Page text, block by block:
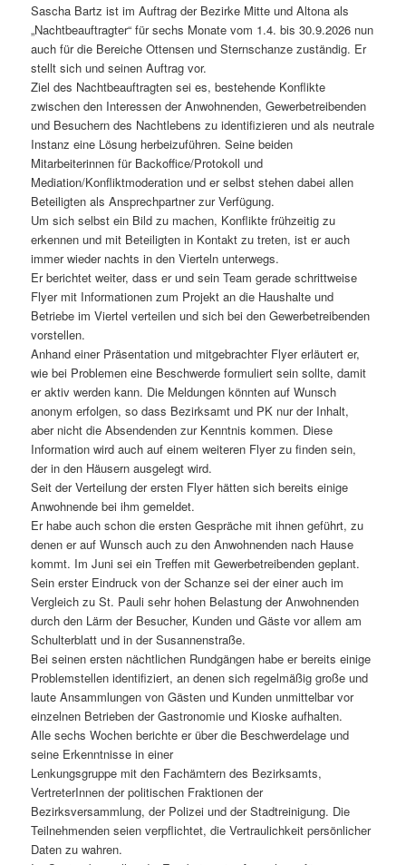
Sascha Bartz ist im Auftrag der Bezirke Mitte und Altona als
„Nachtbeauftragter“ für sechs Monate vom 1.4. bis 30.9.2026 nun
auch für die Bereiche Ottensen und Sternschanze zuständig. Er
stellt sich und seinen Auftrag vor.
Ziel des Nachtbeauftragten sei es, bestehende Konflikte
zwischen den Interessen der Anwohnenden, Gewerbetreibenden
und Besuchern des Nachtlebens zu identifizieren und als neutrale
Instanz eine Lösung herbeizuführen. Seine beiden
Mitarbeiterinnen für Backoffice/Protokoll und
Mediation/Konfliktmoderation und er selbst stehen dabei allen
Beteiligten als Ansprechpartner zur Verfügung.
Um sich selbst ein Bild zu machen, Konflikte frühzeitig zu
erkennen und mit Beteiligten in Kontakt zu treten, ist er auch
immer wieder nachts in den Vierteln unterwegs.
Er berichtet weiter, dass er und sein Team gerade schrittweise
Flyer mit Informationen zum Projekt an die Haushalte und
Betriebe im Viertel verteilen und sich bei den Gewerbetreibenden
vorstellen.
Anhand einer Präsentation und mitgebrachter Flyer erläutert er,
wie bei Problemen eine Beschwerde formuliert sein sollte, damit
er aktiv werden kann. Die Meldungen könnten auf Wunsch
anonym erfolgen, so dass Bezirksamt und PK nur der Inhalt,
aber nicht die Absendenden zur Kenntnis kommen. Diese
Information wird auch auf einem weiteren Flyer zu finden sein,
der in den Häusern ausgelegt wird.
Seit der Verteilung der ersten Flyer hätten sich bereits einige
Anwohnende bei ihm gemeldet.
Er habe auch schon die ersten Gespräche mit ihnen geführt, zu
denen er auf Wunsch auch zu den Anwohnenden nach Hause
kommt. Im Juni sei ein Treffen mit Gewerbetreibenden geplant.
Sein erster Eindruck von der Schanze sei der einer auch im
Vergleich zu St. Pauli sehr hohen Belastung der Anwohnenden
durch den Lärm der Besucher, Kunden und Gäste vor allem am
Schulterblatt und in der Susannenstraße.
Bei seinen ersten nächtlichen Rundgängen habe er bereits einige
Problemstellen identifiziert, an denen sich regelmäßig große und
laute Ansammlungen von Gästen und Kunden unmittelbar vor
einzelnen Betrieben der Gastronomie und Kioske aufhalten.
Alle sechs Wochen berichte er über die Beschwerdelage und
seine Erkenntnisse in einer
Lenkungsgruppe mit den Fachämtern des Bezirksamts,
VertreterInnen der politischen Fraktionen der
Bezirksversammlung, der Polizei und der Stadtreinigung. Die
Teilnehmenden seien verpflichtet, die Vertraulichkeit persönlicher
Daten zu wahren.